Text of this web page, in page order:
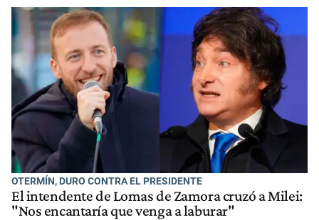
OTERMÍN, DURO CONTRA EL PRESIDENTE
El intendente de Lomas de Zamora cruzó a Milei:
"Nos encantaría que venga a laburar"